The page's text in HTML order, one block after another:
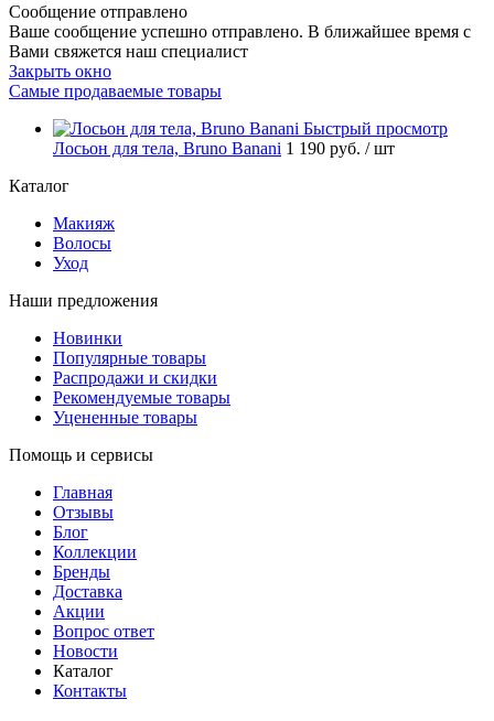
Сообщение отправлено
Ваше сообщение успешно отправлено. В ближайшее время с
Вами свяжется наш специалист
Закрыть окно
Самые продаваемые товары
Быстрый просмотр
Лосьон для тела, Bruno Banani 1 190 руб. / шт
Каталог
Макияж
Волосы
Уход
Наши предложения
Новинки
Популярные товары
Распродажи и скидки
Рекомендуемые товары
Уцененные товары
Помощь и сервисы
Главная
Отзывы
Блог
Коллекции
Бренды
Доставка
Акции
Вопрос ответ
Новости
Каталог
Контакты